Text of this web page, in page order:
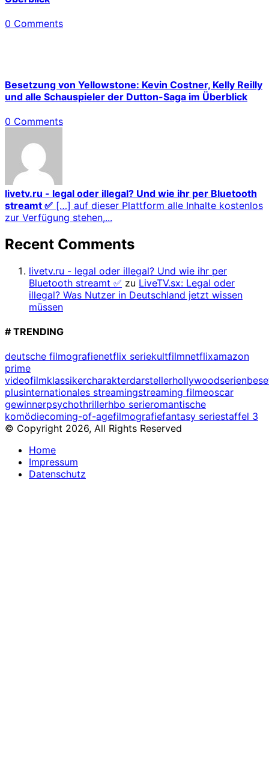
0 Comments
Besetzung von Yellowstone: Kevin Costner, Kelly Reilly
und alle Schauspieler der Dutton-Saga im Überblick
0 Comments
livetv.ru - legal oder illegal? Und wie ihr per Bluetooth
streamt ✅ […] auf dieser Plattform alle Inhalte kostenlos
zur Verfügung stehen,...
Recent Comments
livetv.ru - legal oder illegal? Und wie ihr per
Bluetooth streamt ✅ zu LiveTV.sx: Legal oder
illegal? Was Nutzer in Deutschland jetzt wissen
müssen
# TRENDING
deutsche filmografienetflix seriekultfilmnetflixamazon
prime
videofilmklassikercharakterdarstellerhollywood
plusinternationales streamingstreaming filmeoscar
gewinnerpsychothrillerhbo serieromantische
komödiecoming-of-agefilmografiefantasy seriestaffel 3
© Copyright 2026, All Rights Reserved
Home
Impressum
Datenschutz